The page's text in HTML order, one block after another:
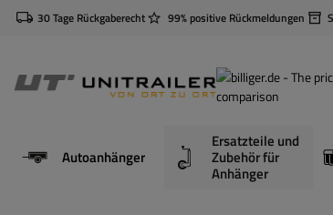
30 Tage Rückgaberecht 99% positive Rückmeldungen
Autoanhänger
Ersatzteile und
Zubehör für
Anhänger